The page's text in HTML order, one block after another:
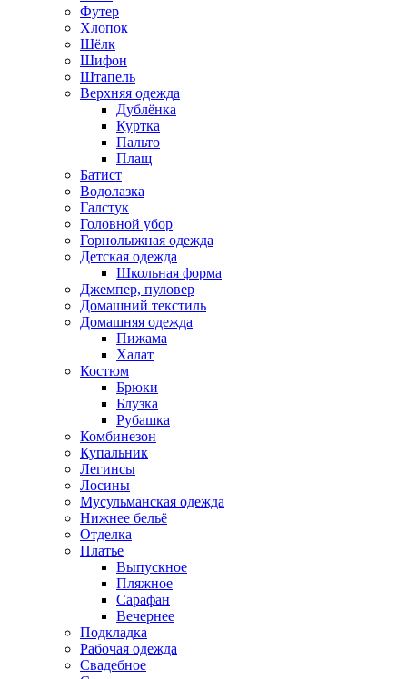
Футер
Хлопок
Шёлк
Шифон
Штапель
Верхняя одежда
Дублёнка
Куртка
Пальто
Плащ
Батист
Водолазка
Галстук
Головной убор
Горнолыжная одежда
Детская одежда
Школьная форма
Джемпер, пуловер
Домашний текстиль
Домашняя одежда
Пижама
Халат
Костюм
Брюки
Блузка
Рубашка
Комбинезон
Купальник
Легинсы
Лосины
Мусульманская одежда
Нижнее бельё
Отделка
Платье
Выпускное
Пляжное
Сарафан
Вечернее
Подкладка
Рабочая одежда
Свадебное